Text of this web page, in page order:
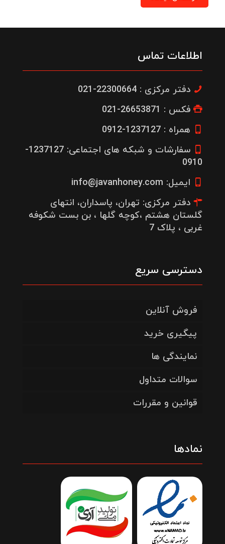
اطلاعات تماس
دفتر مرکزی : 22300664-021
فکس : 26653871-021
همراه : 1237127-0912
سفارشات و شبکه های اجتماعی: 1237127-
0910
ایمیل: info@javanhoney.com
دفتر مرکزی: تهران، پاسداران، انتهای
گلستان هشتم ،کوچه گلها ، بن بست شکوفه
غربی ، پلاک 7
دسترسی سریع
فروش آنلاین
پیگیری خرید
نمایندگی ها
سوالات متداول
قوانین و مقررات
نمادها